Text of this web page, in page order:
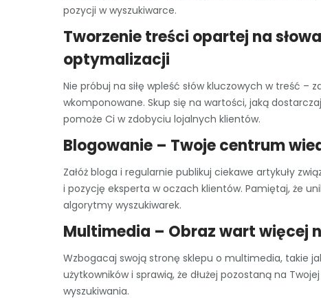
pozycji w wyszukiwarce.
Tworzenie treści opartej na
optymalizacji
Nie próbuj na siłę wpleść słów kluczowych w treść –
wkomponowane. Skup się na wartości, jaką
pomoże Ci w zdobyciu lojalnych klientów.
Blogowanie – Twoje centrum
Załóż bloga i regularnie publikuj ciekawe artykuły
i pozycję eksperta w oczach klientów. Pamiętaj, że
algorytmy wyszukiwarek.
Multimedia – Obraz wart więcej
Wzbogacaj swoją stronę sklepu o multimedia, takie
użytkowników i sprawią, że dłużej pozostaną na
wyszukiwania.